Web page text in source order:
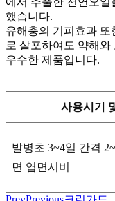
했습니다.
유해충의 기피효과 또
로 살포하여도 약해
우수한 제품입니다.
사용시기
발병초 3~4일 간격
면 엽면시비